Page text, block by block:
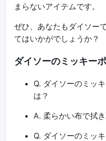
まらないアイテムです。
ぜひ、あなたもダイソー
てはいかがでしょうか？
ダイソーのミッキー
Q. ダイソーのミッ
は？
A. 柔らかい布で拭き
Q. ダイソーのミッ